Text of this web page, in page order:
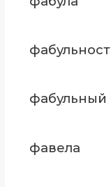
фабульный
фавела